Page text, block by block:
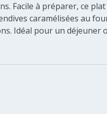
Facile à préparer, ce
caramélisées au
Idéal pour un